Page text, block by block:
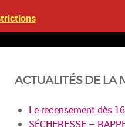
ACTUALITÉS DE LA
Le recensement dès
SÉCHERESSE –